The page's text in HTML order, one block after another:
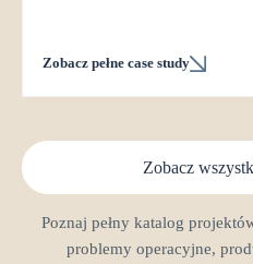
Zobacz pełne case study
Zobacz
Poznaj pełny katalog
problemy operacyjne,